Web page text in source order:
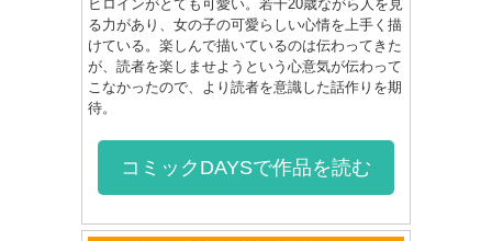
ヒロインがとても可愛い。若干20歳ながら人を見
る力があり、女の子の可愛らしい心情を上手く描
けている。楽しんで描いているのは伝わってきた
が、読者を楽しませようという心意気が伝わって
こなかったので、より読者を意識した話作りを期
待。
コミックDAYSで作品を読む